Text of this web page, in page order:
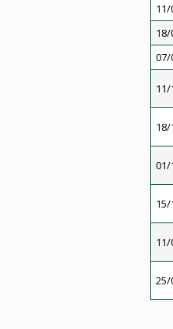
11/
18/
07/
11/
18/
01/
15/
11/
25/